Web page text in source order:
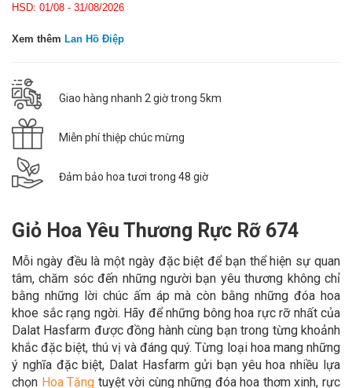
HSD: 01/08 - 31/08/2026
Xem thêm Lan Hồ Điệp
Giao hàng nhanh 2 giờ trong 5km
Miễn phí thiệp chúc mừng
Đảm bảo hoa tươi trong 48 giờ
Giỏ Hoa Yêu Thương Rực Rỡ 674
Mỗi ngày đều là một ngày đặc biệt để bạn thể hiện sự quan
tâm, chăm sóc đến những người bạn yêu thương không chỉ
bằng những lời chúc ấm áp mà còn bằng những đóa hoa
khoe sắc rạng ngời. Hãy để những bông hoa rực rỡ nhất của
Dalat Hasfarm được đồng hành cùng bạn trong từng khoảnh
khắc đặc biệt, thú vị và đáng quý. Từng loại hoa mang những
ý nghĩa đặc biệt, Dalat Hasfarm gửi bạn yêu hoa nhiều lựa
chọn Hoa Tặng tuyệt vời cùng những đóa hoa thơm xinh, rực